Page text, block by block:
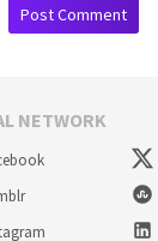
NETWORK